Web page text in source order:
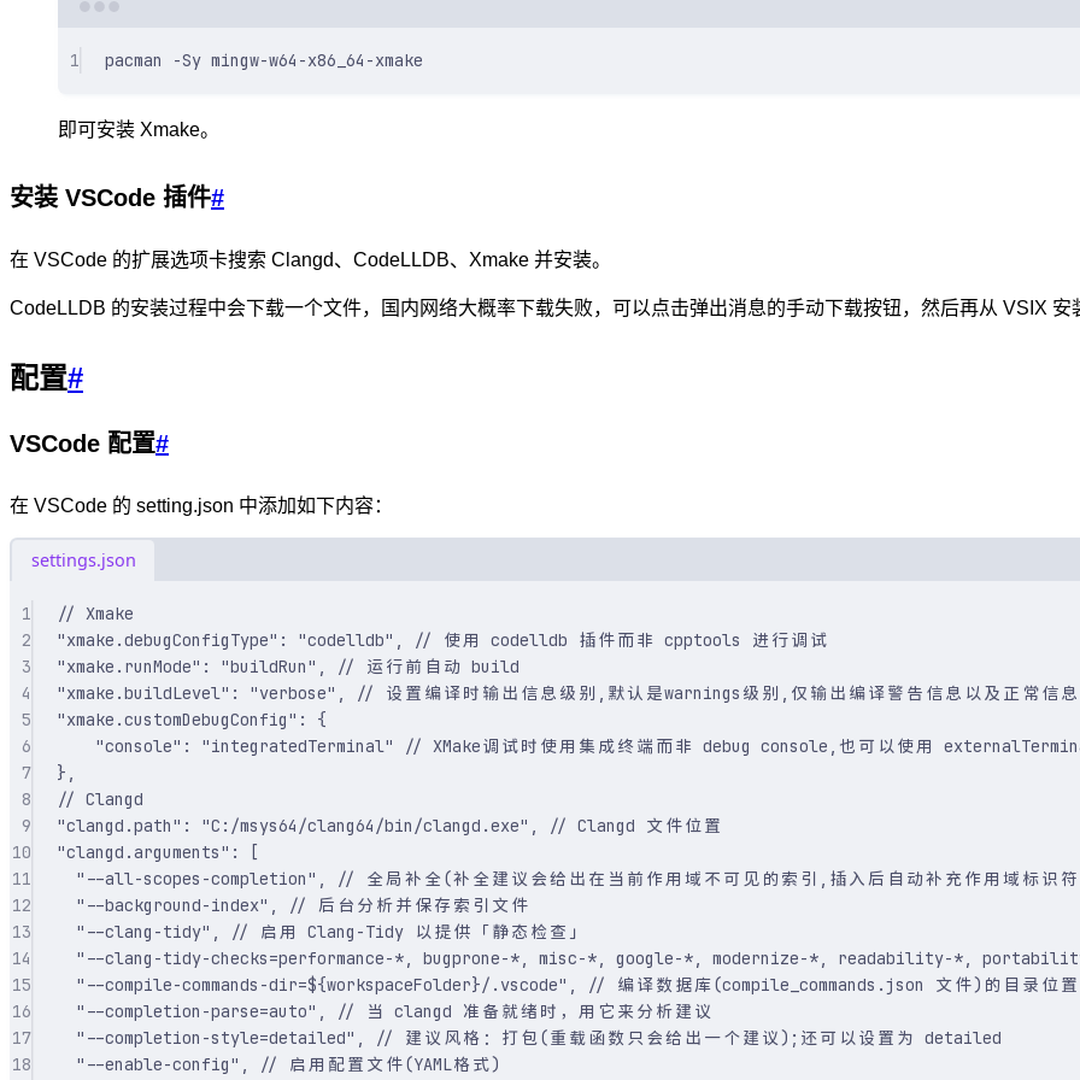
1 pacman -Sy mingw-w64-x86_64-xmake
即可安装 Xmake。
安装 VSCode 插件#
在 VSCode 的扩展选项卡搜索 Clangd、CodeLLDB、Xmake 并安装。
CodeLLDB 的安装过程中会下载一个文件，国内网络大概率下载失败，可以点击弹出消息的手动下载按钮，然后再从 VSIX 安
配置#
VSCode 配置#
在 VSCode 的 setting.json 中添加如下内容：
settings.json
1
// Xmake
2
"xmake.debugConfigType" : "codelldb" ,
// 使用 codelldb 插件而非 cpptools 进行调试
3
"xmake.runMode" : "buildRun" ,
// 运行前自动 build
4
"xmake.buildLevel" : "verbose" ,
// 设置编译时输出信息级别,默认是warnings级别,仅输出编译警告信息以及正常信
5
"xmake.customDebugConfig" : {
6
"console" : "integratedTerminal"
// XMake调试时使用集成终端而非 debug console,也可以使用
7
} ,
8
// Clangd
9
"clangd.path" : "C:/msys64/clang64/bin/clangd.exe" ,
// Clangd 文件位置
10
"clangd.arguments" :
[
11
"--all-scopes-completion" ,
// 全局补全(补全建议会给出在当前作用域不可见的索引,插入后自动补充作用域
12
"--background-index" ,
// 后台分析并保存索引文件
13
"--clang-tidy" ,
// 启用 Clang-Tidy 以提供「静态检查」
14
"--clang-tidy-checks=performance-*, bugprone-*, misc-*, google-*, modernize-*, readability-*,
15
"--compile-commands-dir=${workspaceFolder}/.vscode" ,
// 编译数据库(compile_commands.json 文件)的目录位置
16
"--completion-parse=auto" ,
// 当 clangd 准备就绪时，用它来分析建议
17
"--completion-style=detailed" ,
// 建议风格：打包(重载函数只会给出一个建议);还可以设置为 detailed
18
"--enable-config" ,
// 启用配置文件(YAML格式)